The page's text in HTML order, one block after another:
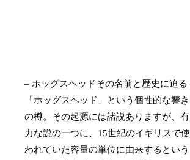
– ホッグスヘッドその名前と歴史に迫る
「ホッグスヘッド」という個性的な響き
の樽。その起源には諸説ありますが、有
力な説の一つに、15世紀のイギリスで使
われていた容量の単位に由来するという